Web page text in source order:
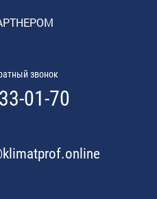
звонок
01-70